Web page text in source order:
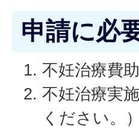
申請に必
不妊治療費
不妊治療実
ください。）